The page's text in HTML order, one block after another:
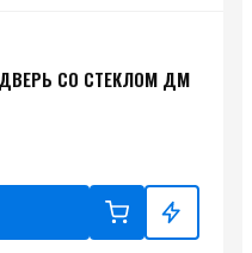
СО СТЕКЛОМ ДМ